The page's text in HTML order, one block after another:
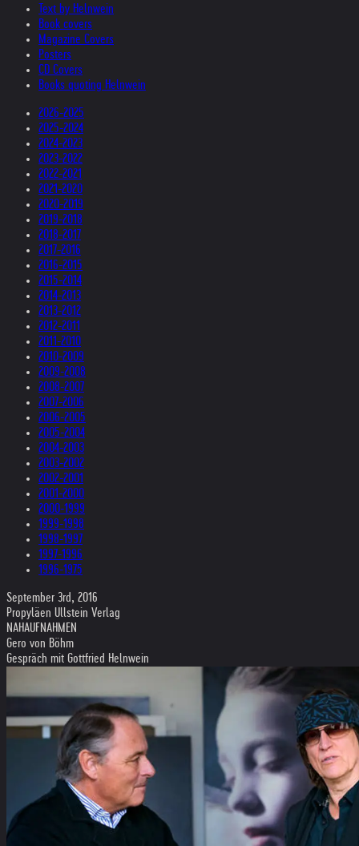
Text by Helnwein
Book covers
Magazine Covers
Posters
CD Covers
Books quoting Helnwein
2026-2025
2025-2024
2024-2023
2023-2022
2022-2021
2021-2020
2020-2019
2019-2018
2018-2017
2017-2016
2016-2015
2015-2014
2014-2013
2013-2012
2012-2011
2011-2010
2010-2009
2009-2008
2008-2007
2007-2006
2006-2005
2005-2004
2004-2003
2003-2002
2002-2001
2001-2000
2000-1999
1999-1998
1998-1997
1997-1996
1996-1975
September 3rd, 2016
Propyläen Ullstein Verlag
NAHAUFNAHMEN
Gero von Böhm
Gespräch mit Gottfried Helnwein